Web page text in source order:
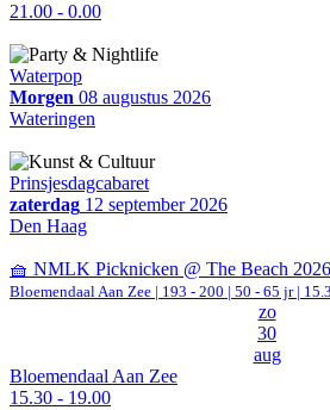
21.00 - 0.00
Waterpop
Morgen 08 augustus 2026
Wateringen
Prinsjesdagcabaret
zaterdag 12 september 2026
Den Haag
🧺 NMLK Picknicken @ The Beach
Bloemendaal Aan Zee | 193 - 200 | 50 - 65 jr |
zo
30
aug
Bloemendaal Aan Zee
15.30 - 19.00